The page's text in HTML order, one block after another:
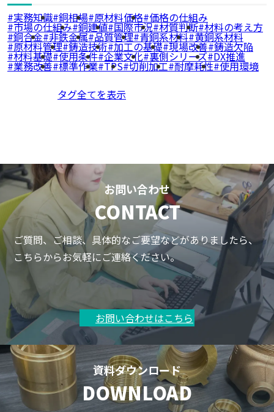
実務知識 銅相場 原材料価格 価格の仕組み
市場の仕組み 銅建値 国際市況 材質判断 材料の考え方
銅合金 非鉄金属 品質管理 青銅系材料 黄銅系材料
原材料管理 鋳造技術 加工の基礎 現場改善 鋳造欠陥
材料基礎 使用条件 企業文化 裏側シリーズ DX推進
業務改善 標準作業 TPS 切削加工 耐摩耗性 使用環境
タグ全てを表示
お問い合わせ
CONTACT
ご質問、ご相談、具体的なご要望などがありましたら、
こちらからお気軽にご連絡ください。
お問い合わせはこちら
資料ダウンロード
DOWNLOAD